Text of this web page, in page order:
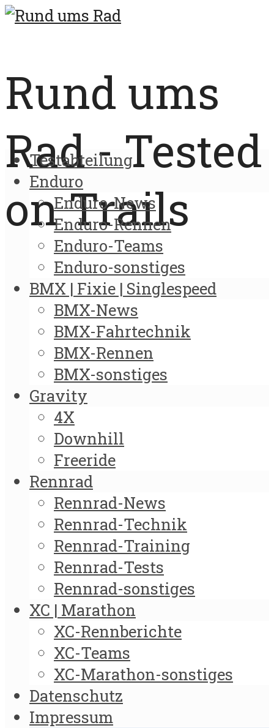
Rund ums
Rad - Tested
on Trails
Testabteilung
Enduro
Enduro-News
Enduro-Rennen
Enduro-Teams
Enduro-sonstiges
BMX | Fixie | Singlespeed
BMX-News
BMX-Fahrtechnik
BMX-Rennen
BMX-sonstiges
Gravity
4X
Downhill
Freeride
Rennrad
Rennrad-News
Rennrad-Technik
Rennrad-Training
Rennrad-Tests
Rennrad-sonstiges
XC | Marathon
XC-Rennberichte
XC-Teams
XC-Marathon-sonstiges
Datenschutz
Impressum